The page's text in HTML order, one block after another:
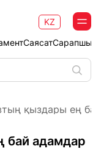
Саясат
KZ
қыздары ең бай
бай адамдар